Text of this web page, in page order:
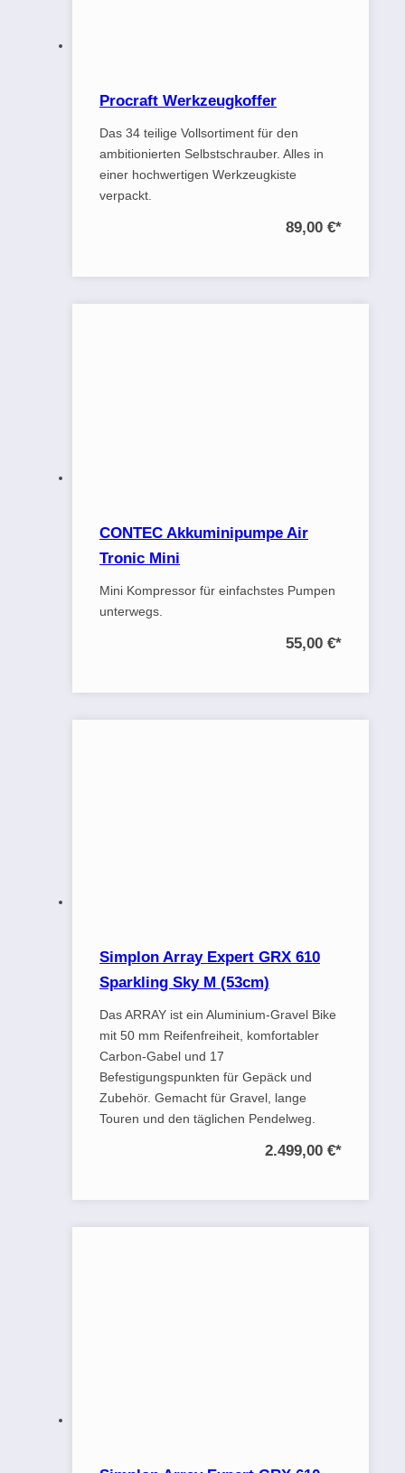
Procraft Werkzeugkoffer
Das 34 teilige Vollsortiment für den
ambitionierten Selbstschrauber. Alles in
einer hochwertigen Werkzeugkiste
verpackt.
89,00 €*
CONTEC Akkuminipumpe Air
Tronic Mini
Mini Kompressor für einfachstes Pumpen
unterwegs.
55,00 €*
Simplon Array Expert GRX 610
Sparkling Sky M (53cm)
Das ARRAY ist ein Aluminium-Gravel Bike
mit 50 mm Reifenfreiheit, komfortabler
Carbon-Gabel und 17
Befestigungspunkten für Gepäck und
Zubehör. Gemacht für Gravel, lange
Touren und den täglichen Pendelweg.
2.499,00 €*